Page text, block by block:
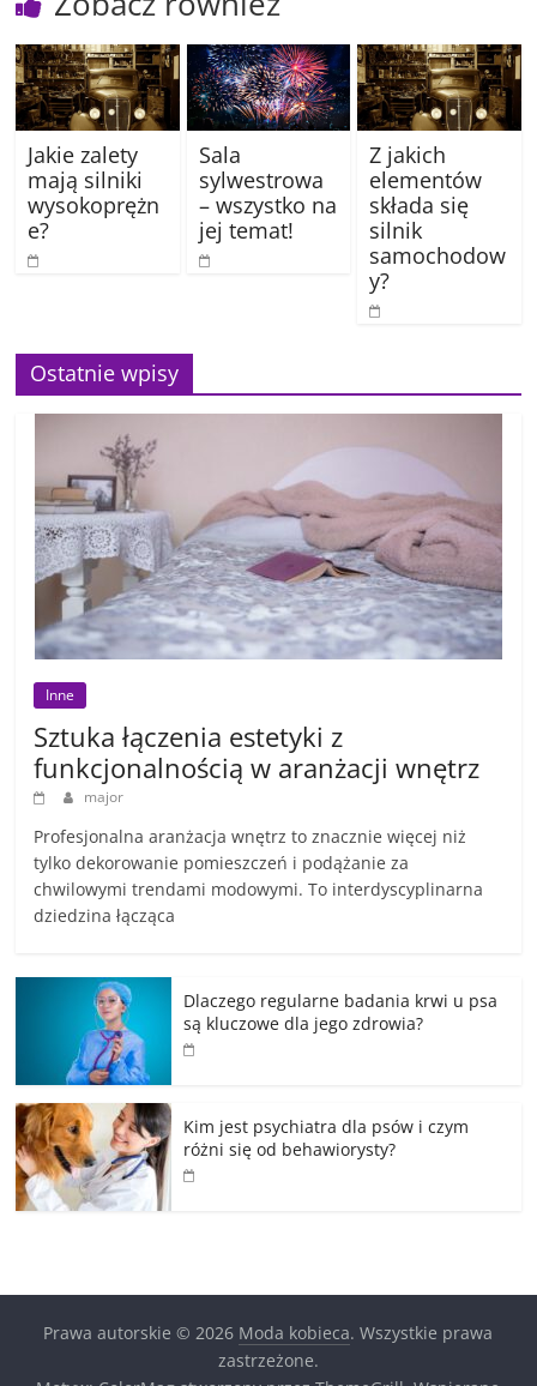
Jakie zalety
mają silniki
wysokoprężn
e?
Sala
sylwestrowa
– wszystko na
jej temat!
Z jakich
elementów
składa się
silnik
samochodow
y?
Ostatnie wpisy
Inne
Sztuka łączenia estetyki z
funkcjonalnością w aranżacji wnętrz
major
Profesjonalna aranżacja wnętrz to znacznie więcej niż
tylko dekorowanie pomieszczeń i podążanie za
chwilowymi trendami modowymi. To interdyscyplinarna
dziedzina łącząca
Dlaczego regularne badania krwi u psa
są kluczowe dla jego zdrowia?
Kim jest psychiatra dla psów i czym
różni się od behawiorysty?
Prawa autorskie © 2026 Moda kobieca. Wszystkie prawa
zastrzeżone.